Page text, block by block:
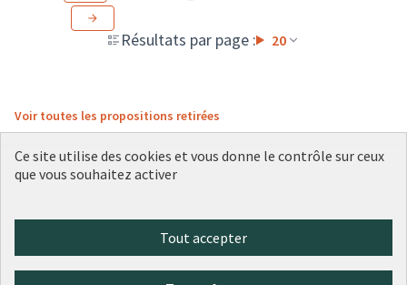
Résultats par page : 20
Voir toutes les propositions retirées
(Lien externe)
(Lien externe)
(Lien externe)
(Lien externe)
(Lien externe)
Ce site utilise des cookies et vous donne le contrôle sur ceux
que vous souhaitez activer
Tout accepter